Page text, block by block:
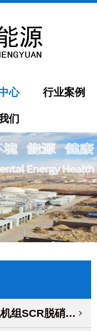
心 行业案例
们
组SCR脱硝系统